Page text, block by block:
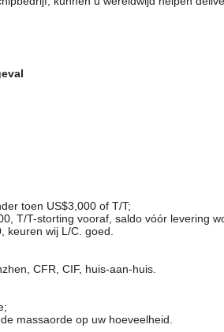
toen US$3,000 of T/T;
T/T-storting vooraf, saldo vóór levering
keuren wij L/C. goed.
CFR, CIF, huis-aan-huis.
massaorde op uw hoeveelheid.